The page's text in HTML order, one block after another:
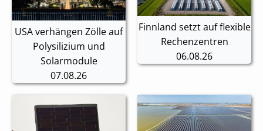
USA verhängen Zölle auf
Polysilizium und
Solarmodule
07.08.26
Finnland setzt auf flexible
Rechenzentren
06.08.26